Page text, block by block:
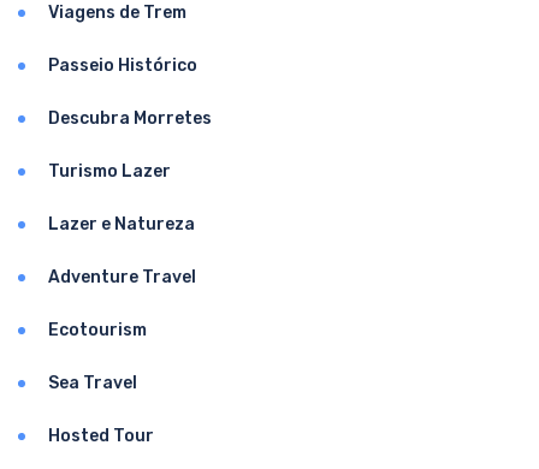
Viagens de Trem
Passeio Histórico
Descubra Morretes
Turismo Lazer
Lazer e Natureza
Adventure Travel
Ecotourism
Sea Travel
Hosted Tour